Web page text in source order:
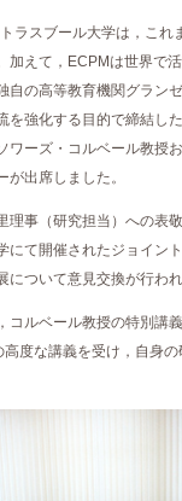
ラスブール大学は，これ
加えて，ECPMは世界で
自の高等教育機関グラン
を強化する目的で締結し
ワーズ・コルベール教授
が出席しました。
理事（研究担当）への表
にて開催されたジョイン
について意見交換が行われ
コルベール教授の特別講
度な講義を受け，自身